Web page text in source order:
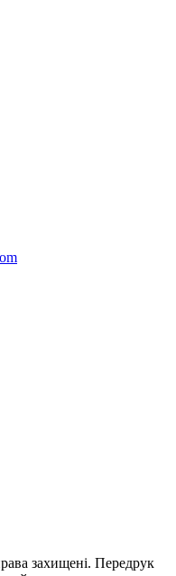
захищенi. Передрук